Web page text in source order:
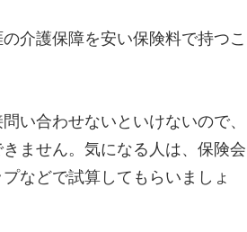
介護保障を安い保険料で持つこ
い合わせないといけないので、
ません。気になる人は、保険会
などで試算してもらいましょ